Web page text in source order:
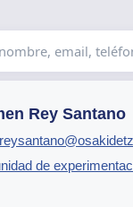
Rey Santano
de